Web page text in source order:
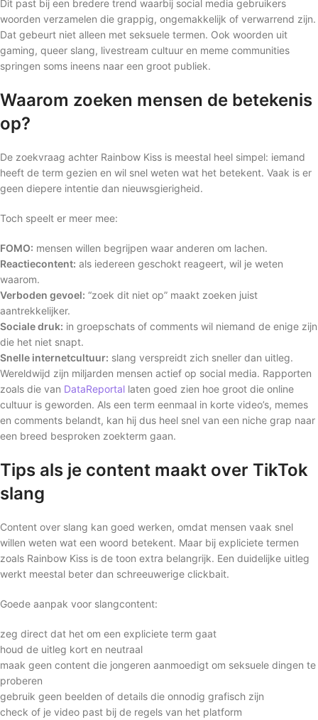
Dit past bij een bredere trend waarbij social media gebruikers
woorden verzamelen die grappig, ongemakkelijk of verwarrend zijn.
Dat gebeurt niet alleen met seksuele termen. Ook woorden uit
gaming, queer slang, livestream cultuur en meme communities
springen soms ineens naar een groot publiek.
Waarom zoeken mensen de betekenis
op?
De zoekvraag achter Rainbow Kiss is meestal heel simpel: iemand
heeft de term gezien en wil snel weten wat het betekent. Vaak is er
geen diepere intentie dan nieuwsgierigheid.
Toch speelt er meer mee:
FOMO: mensen willen begrijpen waar anderen om lachen.
Reactiecontent: als iedereen geschokt reageert, wil je weten
waarom.
Verboden gevoel: “zoek dit niet op” maakt zoeken juist
aantrekkelijker.
Sociale druk: in groepschats of comments wil niemand de enige zijn
die het niet snapt.
Snelle internetcultuur: slang verspreidt zich sneller dan uitleg.
Wereldwijd zijn miljarden mensen actief op social media. Rapporten
zoals die van DataReportal laten goed zien hoe groot die online
cultuur is geworden. Als een term eenmaal in korte video’s, memes
en comments belandt, kan hij dus heel snel van een niche grap naar
een breed besproken zoekterm gaan.
Tips als je content maakt over TikTok
slang
Content over slang kan goed werken, omdat mensen vaak snel
willen weten wat een woord betekent. Maar bij expliciete termen
zoals Rainbow Kiss is de toon extra belangrijk. Een duidelijke uitleg
werkt meestal beter dan schreeuwerige clickbait.
Goede aanpak voor slangcontent:
zeg direct dat het om een expliciete term gaat
houd de uitleg kort en neutraal
maak geen content die jongeren aanmoedigt om seksuele dingen te
proberen
gebruik geen beelden of details die onnodig grafisch zijn
check of je video past bij de regels van het platform